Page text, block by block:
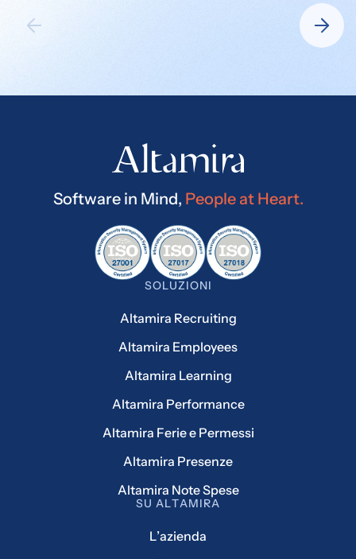
Software in Mind, People at Heart.
SOLUZIONI
Altamira Recruiting
Altamira Employees
Altamira Learning
Altamira Performance
Altamira Ferie e Permessi
Altamira Presenze
Altamira Note Spese
SU ALTAMIRA
L’azienda